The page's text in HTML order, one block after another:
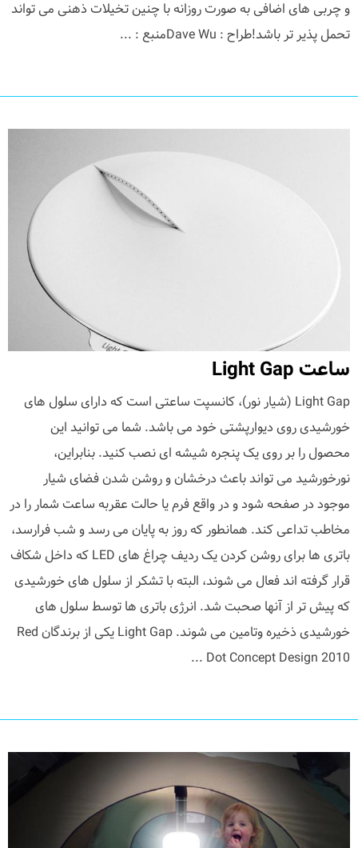
و چربی های اضافی به صورت روزانه با چنین تخیلات ذهنی می تواند
تحمل پذیر تر باشد!طراح : Dave Wuمنبع : ...
ساعت Light Gap
Light Gap (شیار نور)، کانسپت ساعتی است که دارای سلول های
خورشیدی روی دیوارپشتی خود می باشد. شما می توانید این
محصول را بر روی یک پنجره شیشه ای نصب کنید. بنابراین،
نورخورشید می تواند باعث درخشان و روشن شدن فضای شیار
موجود در صفحه شود و در واقع فرم یا حالت عقربه ساعت شمار را در
مخاطب تداعی کند. همانطور که روز به پایان می رسد و شب فرارسد،
باتری ها برای روشن کردن یک ردیف چراغ های LED که داخل شکاف
قرار گرفته اند فعال می شوند، البته با تشکر از سلول های خورشیدی
که پیش تر از آنها صحبت شد. انرژی باتری ها توسط سلول های
خورشیدی ذخیره وتامین می شوند. Light Gap یکی از برندگان Red
Dot Concept Design 2010 ...